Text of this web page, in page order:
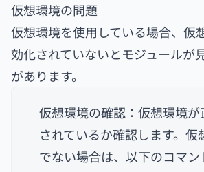
仮想環境の問題
仮想環境を使用している場合、仮
効化されていないとモジュールが
があります。
仮想環境の確認：仮想環境
されているか確認します。仮
でない場合は、以下のコマン